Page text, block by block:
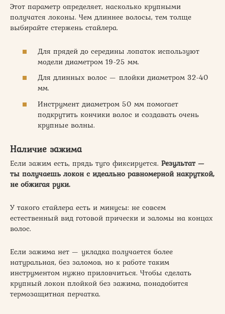
Этот параметр определяет, насколько крупными
получатся локоны. Чем длиннее волосы, тем толще
выбирайте стержень стайлера.
Для прядей до середины лопаток используют
модели диаметром 19-25 мм.
Для длинных волос — плойки диаметром 32-40
мм.
Инструмент диаметром 50 мм помогает
подкрутить кончики волос и создавать очень
крупные волны.
Наличие зажима
Если зажим есть, прядь туго фиксируется. Результат —
ты получаешь локон с идеально равномерной накруткой,
не обжигая руки.
У такого стайлера есть и минусы: не совсем
естественный вид готовой прически и заломы на концах
волос.
Если зажима нет — укладка получается более
натуральная, без заломов, но к работе таким
инструментом нужно приловчиться. Чтобы сделать
крупный локон плойкой без зажима, понадобится
термозащитная перчатка.